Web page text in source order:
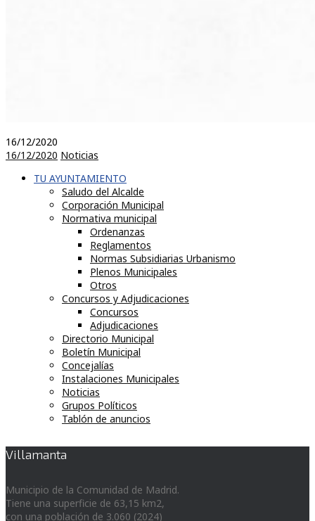
16/12/2020
16/12/2020 Noticias
TU AYUNTAMIENTO
Saludo del Alcalde
Corporación Municipal
Normativa municipal
Ordenanzas
Reglamentos
Normas Subsidiarias Urbanismo
Plenos Municipales
Otros
Concursos y Adjudicaciones
Concursos
Adjudicaciones
Directorio Municipal
Boletín Municipal
Concejalías
Instalaciones Municipales
Noticias
Grupos Políticos
Tablón de anuncios
Villamanta
Municipio de la Comunidad de Madrid.
Tiene una superficie de 63,15 km2,
con una población de 3.060 (2024)